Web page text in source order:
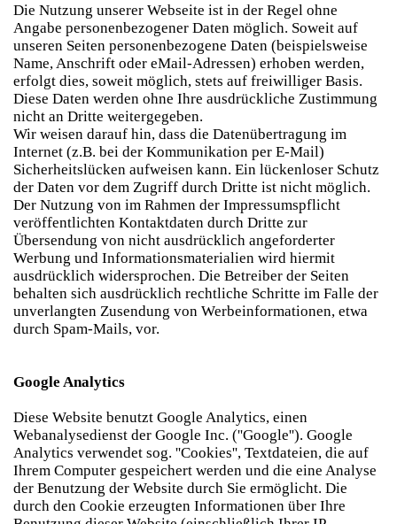
Die Nutzung unserer Webseite ist in der Regel ohne
Angabe personenbezogener Daten möglich. Soweit auf
unseren Seiten personenbezogene Daten (beispielsweise
Name, Anschrift oder eMail-Adressen) erhoben werden,
erfolgt dies, soweit möglich, stets auf freiwilliger Basis.
Diese Daten werden ohne Ihre ausdrückliche Zustimmung
nicht an Dritte weitergegeben.
Wir weisen darauf hin, dass die Datenübertragung im
Internet (z.B. bei der Kommunikation per E-Mail)
Sicherheitslücken aufweisen kann. Ein lückenloser Schutz
der Daten vor dem Zugriff durch Dritte ist nicht möglich.
Der Nutzung von im Rahmen der Impressumspflicht
veröffentlichten Kontaktdaten durch Dritte zur
Übersendung von nicht ausdrücklich angeforderter
Werbung und Informationsmaterialien wird hiermit
ausdrücklich widersprochen. Die Betreiber der Seiten
behalten sich ausdrücklich rechtliche Schritte im Falle der
unverlangten Zusendung von Werbeinformationen, etwa
durch Spam-Mails, vor.
Google Analytics
Diese Website benutzt Google Analytics, einen
Webanalysedienst der Google Inc. (''Google''). Google
Analytics verwendet sog. ''Cookies'', Textdateien, die auf
Ihrem Computer gespeichert werden und die eine Analyse
der Benutzung der Website durch Sie ermöglicht. Die
durch den Cookie erzeugten Informationen über Ihre